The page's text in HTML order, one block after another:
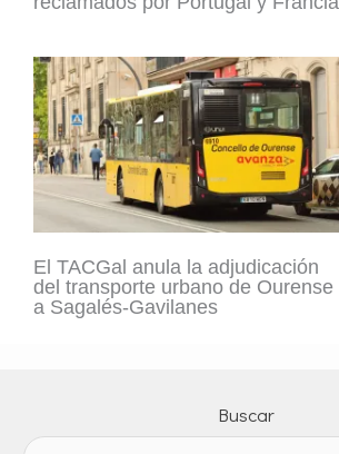
El TACGal anula la adjudicación
del transporte urbano de Ourense
a Sagalés-Gavilanes
Buscar